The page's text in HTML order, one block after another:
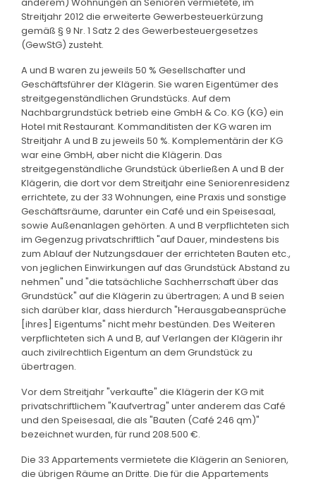
Streitjahr 2012 die erweiterte Gewerbesteuerkürzung
gemäß § 9 Nr. 1 Satz 2 des Gewerbesteuergesetzes
(GewStG) zusteht.
A und B waren zu jeweils 50 % Gesellschafter und
Geschäftsführer der Klägerin. Sie waren Eigentümer des
streitgegenständlichen Grundstücks. Auf dem
Nachbargrundstück betrieb eine GmbH & Co. KG (KG) ein
Hotel mit Restaurant. Kommanditisten der KG waren im
Streitjahr A und B zu jeweils 50 %. Komplementärin der KG
war eine GmbH, aber nicht die Klägerin. Das
streitgegenständliche Grundstück überließen A und B der
Klägerin, die dort vor dem Streitjahr eine Seniorenresidenz
errichtete, zu der 33 Wohnungen, eine Praxis und sonstige
Geschäftsräume, darunter ein Café und ein Speisesaal,
sowie Außenanlagen gehörten. A und B verpflichteten sich
im Gegenzug privatschriftlich "auf Dauer, mindestens bis
zum Ablauf der Nutzungsdauer der errichteten Bauten etc.,
von jeglichen Einwirkungen auf das Grundstück Abstand zu
nehmen" und "die tatsächliche Sachherrschaft über das
Grundstück" auf die Klägerin zu übertragen; A und B seien
sich darüber klar, dass hierdurch "Herausgabeansprüche
[ihres] Eigentums" nicht mehr bestünden. Des Weiteren
verpflichteten sich A und B, auf Verlangen der Klägerin ihr
auch zivilrechtlich Eigentum an dem Grundstück zu
übertragen.
Vor dem Streitjahr "verkaufte" die Klägerin der KG mit
privatschriftlichem "Kaufvertrag" unter anderem das Café
und den Speisesaal, die als "Bauten (Café 246 qm)"
bezeichnet wurden, für rund 208.500 €.
Die 33 Appartements vermietete die Klägerin an Senioren,
die übrigen Räume an Dritte. Die für die Appartements